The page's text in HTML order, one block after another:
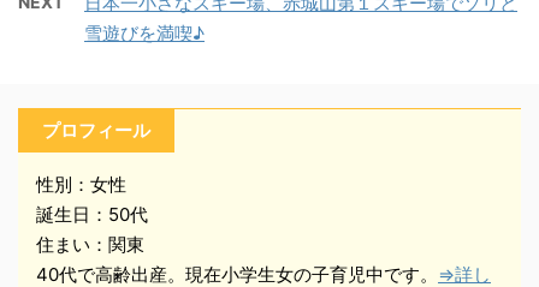
雪遊びを満喫♪
プロフィール
性別：女性
誕生日：50代
住まい：関東
40代で高齢出産。現在小学生女の子育児中です。 ⇒詳し